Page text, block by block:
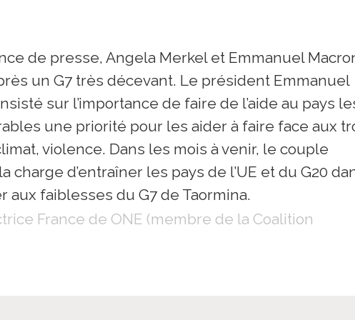
de presse, Angela Merkel et Emmanuel
un G7 très décevant. Le président Emmanuel
sur l’importance de faire de l’aide au pays
une priorité pour les aider à faire face aux
violence. Dans les mois à venir, le couple
charge d’entraîner les pays de l’UE et du G20
faiblesses du G7 de Taormina.
France de ONE (membre de la Coalition